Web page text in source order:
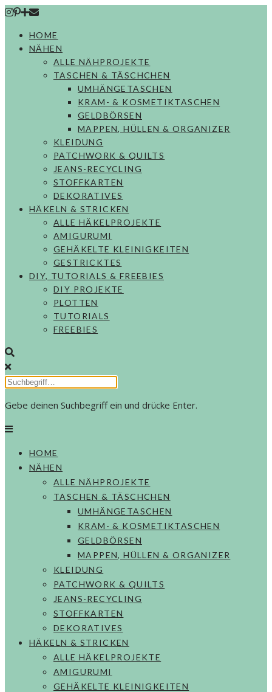
Skip
contentHOME
NÄHEN
ALLE NÄHPROJEKTE
TASCHEN & TÄSCHCHEN
UMHÄNGETASCHEN
KRAM- & KOSMETIKTASCHEN
GELDBÖRSEN
MAPPEN, HÜLLEN & ORGANIZER
KLEIDUNG
PATCHWORK & QUILTS
JEANS-RECYCLING
STOFFKARTEN
DEKORATIVES
HÄKELN & STRICKEN
ALLE HÄKELPROJEKTE
AMIGURUMI
GEHÄKELTE KLEINIGKEITEN
GESTRICKTES
DIY, TUTORIALS & FREEBIES
DIY PROJEKTE
PLOTTEN
TUTORIALS
FREEBIES
Gebe deinen Suchbegriff ein und drücke Enter.
HOME
NÄHEN
ALLE NÄHPROJEKTE
TASCHEN & TÄSCHCHEN
UMHÄNGETASCHEN
KRAM- & KOSMETIKTASCHEN
GELDBÖRSEN
MAPPEN, HÜLLEN & ORGANIZER
KLEIDUNG
PATCHWORK & QUILTS
JEANS-RECYCLING
STOFFKARTEN
DEKORATIVES
HÄKELN & STRICKEN
ALLE HÄKELPROJEKTE
AMIGURUMI
GEHÄKELTE KLEINIGKEITEN